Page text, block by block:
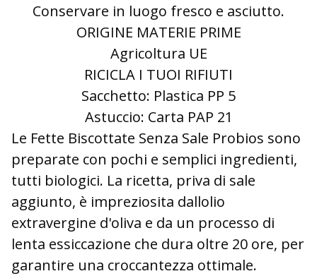
Conservare in luogo fresco e asciutto.
ORIGINE MATERIE PRIME
Agricoltura UE
RICICLA I TUOI RIFIUTI
Sacchetto: Plastica PP 5
Astuccio: Carta PAP 21
Le Fette Biscottate Senza Sale Probios sono
preparate con pochi e semplici ingredienti,
tutti biologici. La ricetta, priva di sale
aggiunto, è impreziosita dallolio
extravergine d'oliva e da un processo di
lenta essiccazione che dura oltre 20 ore, per
garantire una croccantezza ottimale.